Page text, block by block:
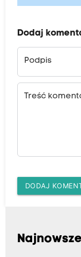
Dodaj
Podpis
Treść
DODAJ
Najnowsze